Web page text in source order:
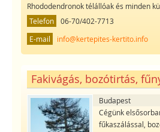
Rhododendronok télállóak és minden
Telefon
06-70/402-7713
E-mail
info@kertepites-kertito.info
Fakivágás, bozótirtás,
Budapest
Cégünk
fűkaszálással,